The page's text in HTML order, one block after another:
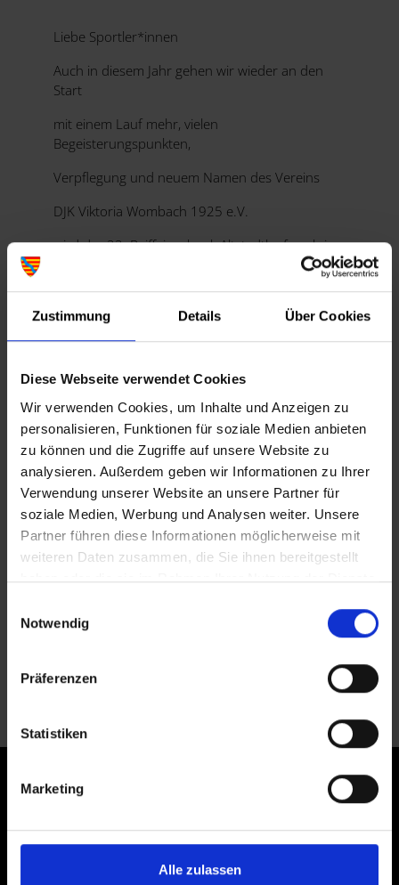
Zustimmung Details Über Cookies
Diese Webseite verwendet Cookies
Wir verwenden Cookies, um Inhalte und Anzeigen zu
personalisieren, Funktionen für soziale Medien anbieten
zu können und die Zugriffe auf unsere Website zu
analysieren. Außerdem geben wir Informationen zu Ihrer
Verwendung unserer Website an unsere Partner für
soziale Medien, Werbung und Analysen weiter. Unsere
Partner führen diese Informationen möglicherweise mit
weiteren Daten zusammen, die Sie ihnen bereitgestellt
haben oder die sie im Rahmen Ihrer Nutzung der Dienste
Notwendig
Präferenzen
Statistiken
Marketing
Alle zulassen
Liebe Sportler*innen
Auch in diesem Jahr gehen wir wieder an den
Start
mit einem Lauf mehr, vielen
Begeisterungspunkten,
Verpflegung und neuem Namen des Vereins
DJK Viktoria Wombach 1925 e.V.
wird der 22. Raiffeisenbank Altstadtlauf auch in
und Zuschauer es sind alle Herzlich eingeladen
August 2026
Mo Di Mi Do Fr Sa
So
1
2
8
24
25